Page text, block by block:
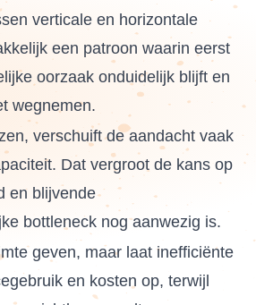
verticale en horizontale
een patroon waarin eerst
oorzaak onduidelijk blijft en
wegnemen.
verschuift de aandacht vaak
Dat vergroot de kans op
en blijvende
bottleneck nog aanwezig is.
geven, maar laat inefficiënte
en kosten op, terwijl